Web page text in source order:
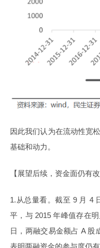
因此我们认为在流动性宽
基础和动力。
【展望后续，资金面仍有改
1.从总量看。截至 9 月 4
平，与 2015 年峰值存在
日，两融交易金额占 A 股
表明两融资金的参与度仍有